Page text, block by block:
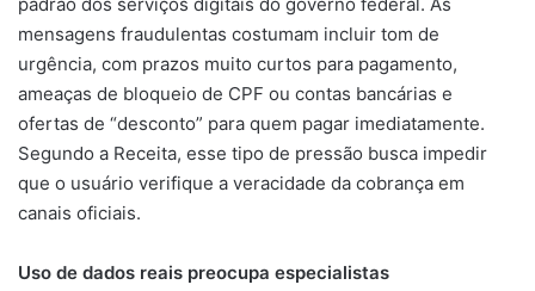
mensagens fraudulentas costumam incluir tom de
urgência, com prazos muito curtos para pagamento,
ameaças de bloqueio de CPF ou contas bancárias e
ofertas de “desconto” para quem pagar imediatamente.
Segundo a Receita, esse tipo de pressão busca impedir
que o usuário verifique a veracidade da cobrança em
canais oficiais.
Uso de dados reais preocupa especialistas